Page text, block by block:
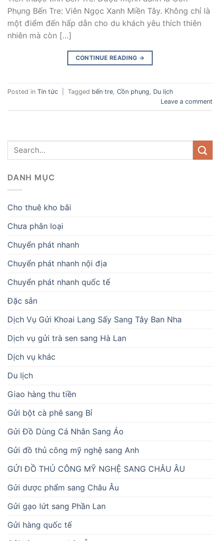
Phụng Bến Tre: Viên Ngọc Xanh Miền Tây. Không chỉ là
một điểm đến hấp dẫn cho du khách yêu thích thiên
nhiên mà còn […]
CONTINUE READING →
Posted in Tin tức Tagged bến tre Cồn phụng
Du lịch
Leave a comment
DANH MỤC
Cho thuê kho bãi
Chưa phân loại
Chuyển phát nhanh
Chuyển phát nhanh nội địa
Chuyển phát nhanh quốc tế
Đặc sản
Dịch Vụ Gửi Khoai Lang Sấy Sang Tây Ban Nha
Dịch vụ gửi trà sen sang Hà Lan
Dịch vụ khác
Du lịch
Giao hàng thu tiền
Gửi bột cà phê sang Bỉ
Gửi Đồ Dùng Cá Nhân Sang Áo
Gửi đồ thủ công mỹ nghệ sang Anh
GỬI ĐỒ THỦ CÔNG MỸ NGHỆ SANG CHÂU ÂU
Gửi dược phẩm sang Châu Âu
Gửi gạo lứt sang Phần Lan
Gửi hàng quốc tế